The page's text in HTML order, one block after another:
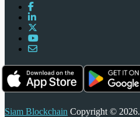
Siam Blockchain Copyright © 2026.